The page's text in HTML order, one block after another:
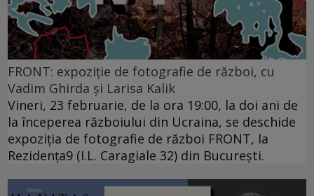
FRONT: expoziție de fotografie de război, cu
Vadim Ghirda și Larisa Kalik
Vineri, 23 februarie, de la ora 19:00, la doi ani de
la începerea războiului din Ucraina, se deschide
expoziția de fotografie de război FRONT, la
Rezidența9 (I.L. Caragiale 32) din București.